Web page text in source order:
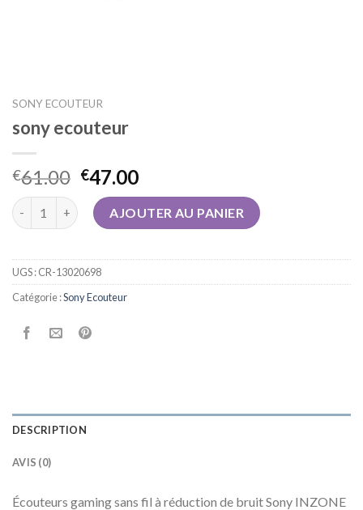
SONY ECOUTEUR
sony ecouteur
€61.00 €47.00
quantité de sony ecouteurAJOUTER AU PANIER
UGS :CR-13020698
Catégorie :Sony Ecouteur
DESCRIPTION
AVIS (0)
Écouteurs gaming sans fil à réduction de bruit Sony INZONE